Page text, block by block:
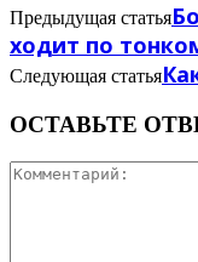
Предыдущая статья
ходит по
Следующая статья
ОСТАВЬТЕ